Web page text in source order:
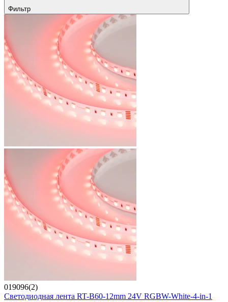
Фильтр
019096(2)
Светодиодная лента RT-B60-12mm 24V RGBW-White-4-in-1